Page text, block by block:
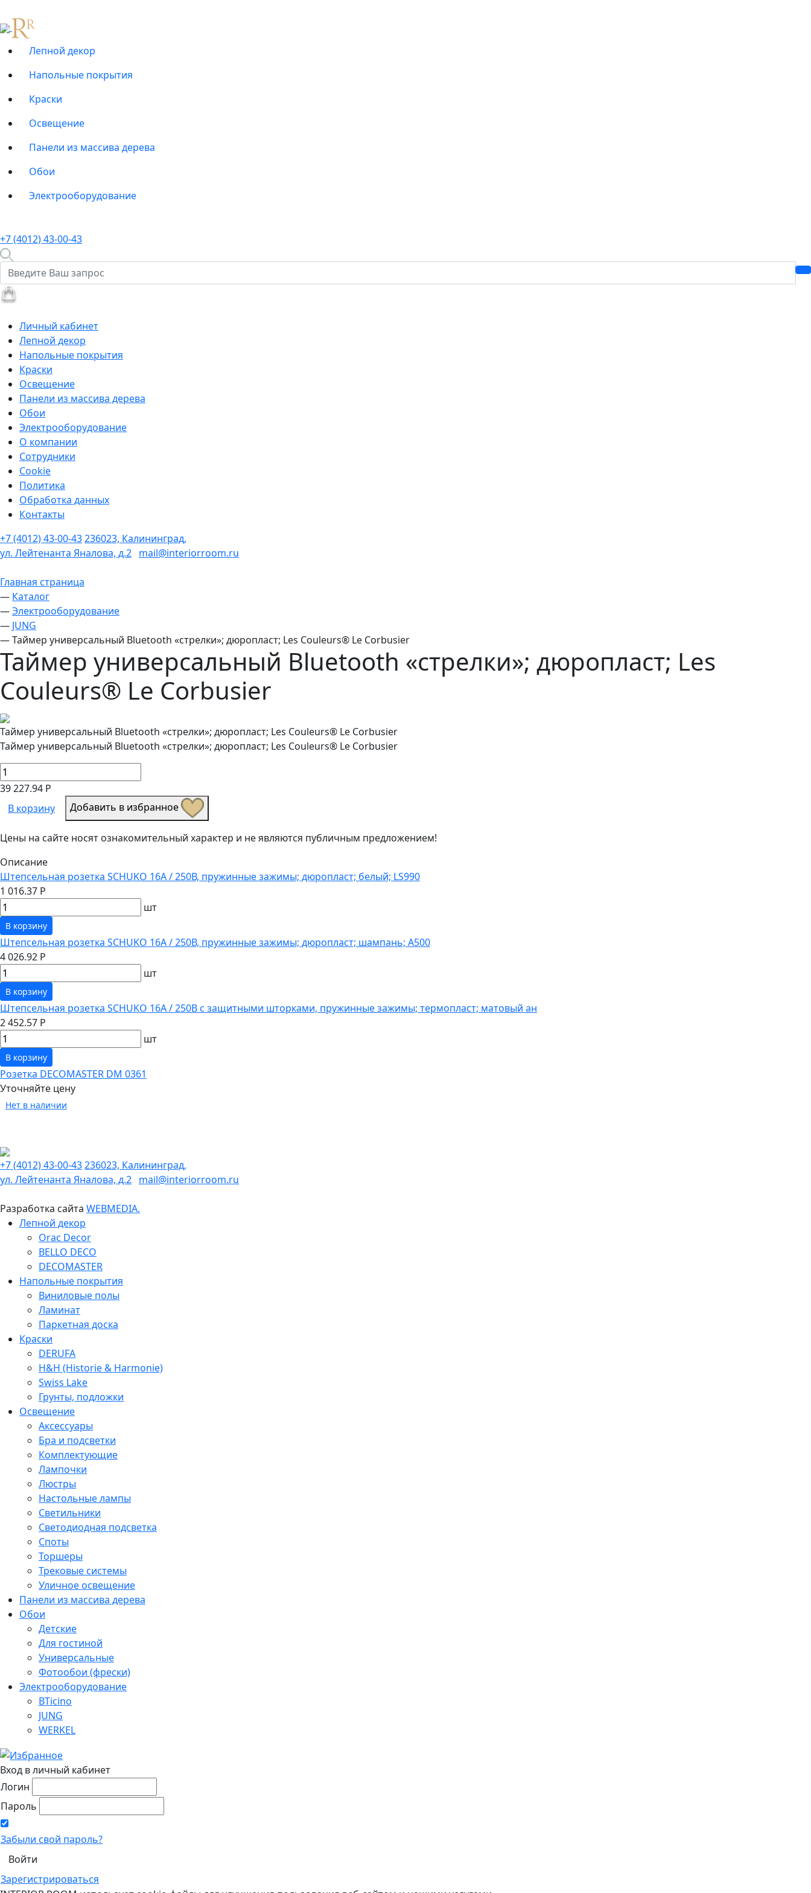
Лепной декор
Напольные покрытия
Краски
Освещение
Панели из массива дерева
Обои
Электрооборудование
+7 (4012) 43-00-43
Личный кабинет
Лепной декор
Напольные покрытия
Краски
Освещение
Панели из массива дерева
Обои
Электрооборудование
О компании
Сотрудники
Cookie
Политика
Обработка данных
Контакты
+7 (4012) 43-00-43236023, Калининград,
ул. Лейтенанта Яналова, д.2 mail@interiorroom.ru
Главная страница
— Каталог
—Электрооборудование
— JUNG
—Таймер универсальный Bluetooth «стрелки»; дюропласт; Les Couleurs® Le Corbusier
Таймер универсальный Bluetooth «стрелки»; дюропласт; Les
Couleurs® Le Corbusier
Таймер универсальный Bluetooth «стрелки»; дюропласт; Les Couleurs® Le Corbusier
Таймер универсальный Bluetooth «стрелки»; дюропласт; Les Couleurs® Le Corbusier
39 227.94 Р
В корзину
Добавить в избранное
Цены на сайте носят ознакомительный характер и не являются публичным предложением!
Описание
Штепсельная розетка SCHUKO 16А / 250В, пружинные зажимы; дюропласт; белый; LS990
1 016.37 Р
шт
В корзину
Штепсельная розетка SCHUKO 16А / 250В, пружинные зажимы; дюропласт; шампань; A500
4 026.92 Р
шт
В корзину
Штепсельная розетка SCHUKO 16А / 250В с защитными шторками, пружинные зажимы; термопласт; матовый ан
2 452.57 Р
шт
В корзину
Розетка DECOMASTER DM 0361
Уточняйте цену
Нет в наличии
+7 (4012) 43-00-43236023, Калининград,
ул. Лейтенанта Яналова, д.2 mail@interiorroom.ru
Разработка сайта WEBMEDIA.
Лепной декор
Orac Decor
BELLO DECO
DECOMASTER
Напольные покрытия
Виниловые полы
Ламинат
Паркетная доска
Краски
DERUFA
H&H (Historie & Harmonie)
Swiss Lake
Грунты, подложки
Освещение
Аксессуары
Бра и подсветки
Комплектующие
Лампочки
Люстры
Настольные лампы
Светильники
Светодиодная подсветка
Споты
Торшеры
Трековые системы
Уличное освещение
Панели из массива дерева
Обои
Детские
Для гостиной
Универсальные
Фотообои (фрески)
Электрооборудование
BTicino
JUNG
WERKEL
Вход в личный кабинет
Логин
Пароль
Забыли свой пароль?
Зарегистрироваться